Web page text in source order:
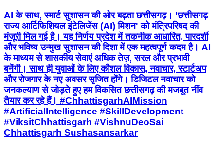
AI के साथ, स्मार्ट सुशासन की ओर बढ़ता छत्तीसगढ़। 'छत्तीसगढ़
राज्य आर्टिफिशियल इंटेलिजेंस (AI) मिशन' को मंत्रिपरिषद की
मंजूरी मिल गई है। यह निर्णय प्रदेश में तकनीक आधारित, पारदर्शी
और भविष्य उन्मुख सुशासन की दिशा में एक महत्वपूर्ण कदम है। AI
के माध्यम से शासकीय सेवाएं अधिक तेज़, सरल और प्रभावी
बनेंगी। साथ ही युवाओं के लिए कौशल विकास, नवाचार, स्टार्टअप
और रोजगार के नए अवसर सृजित होंगे। डिजिटल नवाचार को
जनकल्याण से जोड़ते हुए हम विकसित छत्तीसगढ़ की मजबूत नींव
तैयार कर रहे हैं। #ChhattisgarhAIMission
#ArtificialIntelligence #SkillDevelopment
#ViksitChhattisgarh #VishnuDeoSai
Chhattisgarh Sushasansarkar